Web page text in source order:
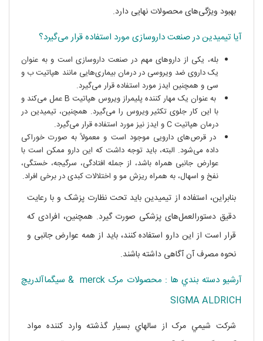
بهبود ویژگی‌های محصولات نهایی دارد.
آیا تیمیدین در صنعت داروسازی مورد استفاده قرار می‌گیرد؟
بله، یکی از داروهای مهم در صنعت داروسازی است و به عنوان
یک داروی ضد ویروسی در درمان بیماری‌هایی مانند هپاتیت ب و
سی و همچنین ایدز مورد استفاده قرار می‌گیرد.
به عنوان یک مهار کننده پلیمراز ویروس هپاتیت B عمل می‌کند و
با این کار جلوی تکثیر ویروس را می‌گیرد. همچنین، تیمیدین در
درمان هپاتیت C و ایدز نیز مورد استفاده قرار می‌گیرد.
در قرص‌های دارویی موجود است و معمولاً به صورت خوراکی
داده می‌شود. البته، باید توجه داشت که این دارو ممکن است با
عوارض جانبی همراه باشد، از جمله افتادگی، سرگیجه، خستگی،
نفخ و اسهال، به همراه ریزش مو و اختلالات کبدی در برخی افراد.
بنابراین، استفاده از تیمیدین باید تحت نظارت پزشک و با رعایت
دقیق دستورالعمل‌های پزشکی صورت گیرد. همچنین، افرادی که
قرار است از این دارو استفاده کنند، باید از همه عوارض جانبی و
نحوه مصرف آن آگاهی داشته باشند.
آرشيو دسته بندي ها : محصولات مرک merck & سيگماآلدريچ
SIGMA ALDRICH
شرکت شيمي مرک از سالهاي بسيار گذشته وارد کننده مواد